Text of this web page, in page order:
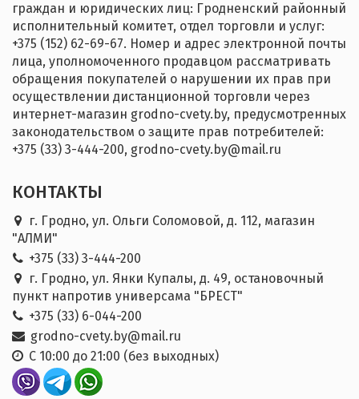
граждан и юридических лиц: Гродненский районный
исполнительный комитет, отдел торговли и услуг:
+375 (152) 62-69-67. Номер и адрес электронной почты
лица, уполномоченного продавцом рассматривать
обращения покупателей о нарушении их прав при
осуществлении дистанционной торговли через
интернет-магазин grodno-cvety.by, предусмотренных
законодательством о защите прав потребителей:
+375 (33) 3-444-200, grodno-cvety.by@mail.ru
КОНТАКТЫ
г. Гродно, ул. Ольги Соломовой, д. 112, магазин
"АЛМИ"
+375 (33) 3-444-200
г. Гродно, ул. Янки Купалы, д. 49, остановочный
пункт напротив универсама "БРЕСТ"
+375 (33) 6-044-200
grodno-cvety.by@mail.ru
С 10:00 до 21:00 (без выходных)